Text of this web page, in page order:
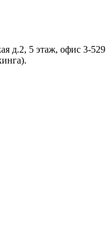
д.2, 5 этаж, офис 3-529